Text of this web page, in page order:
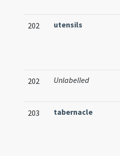
202 utensils
202 Unlabelled
203 tabernacle